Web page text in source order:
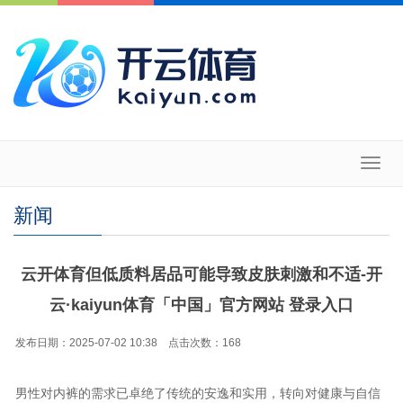
新闻
云开体育但低质料居品可能导致皮肤刺激和不适-开
云·kaiyun体育「中国」官方网站 登录入口
发布日期：2025-07-02 10:38 点击次数：168
男性对内裤的需求已卓绝了传统的安逸和实用，转向对健康与自信